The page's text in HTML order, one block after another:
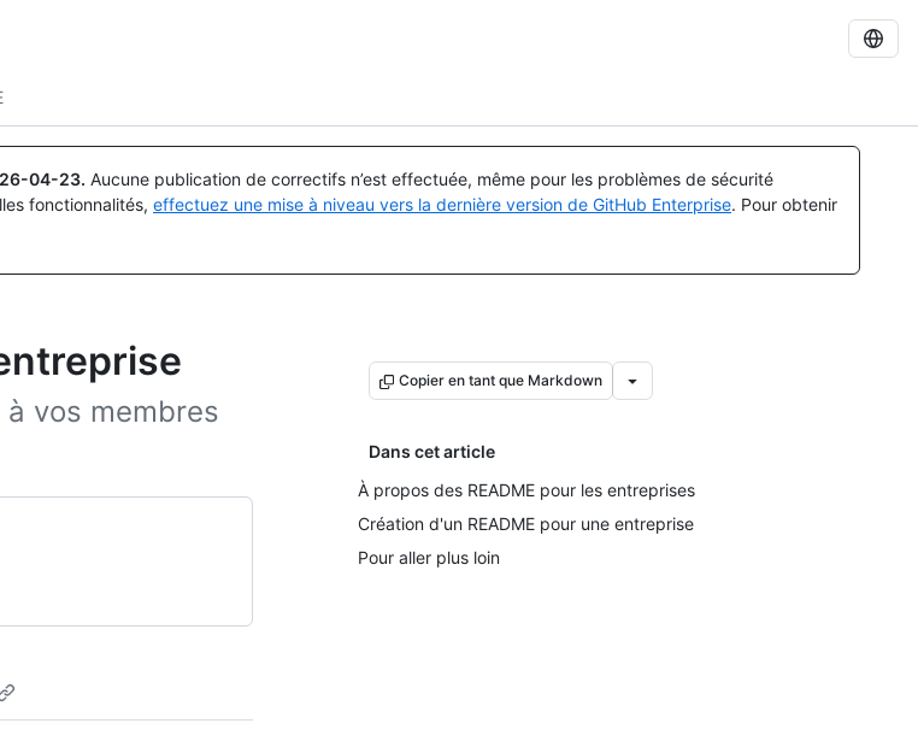
04-23. Aucune publication de correctifs n’est effectuée, même pour les problèmes de sécurité
fonctionnalités, effectuez une mise à niveau vers la dernière version de GitHub Enterprise. Pour obtenir
à vos membres
Copier en tant que Markdown
Dans cet article
À propos des README pour les entreprises
Création d'un README pour une entreprise
Pour aller plus loin